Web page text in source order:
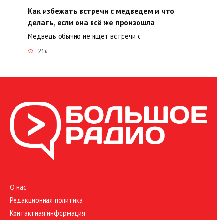
Как избежать встречи с медведем и что
делать, если она всё же произошла
Медведь обычно не ищет встречи с
216
О нас
Редакционная политика
Контактная информация